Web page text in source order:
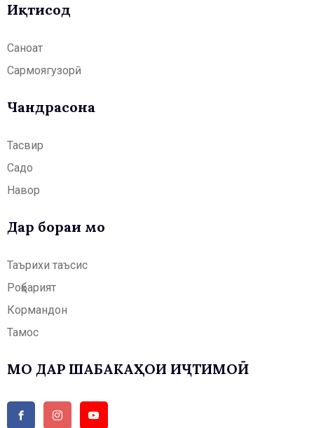
Иқтисод
Саноат
Сармоягузорӣ
Чандрасонаӣ
Тасвир
Садо
Навор
Дар бораи мо
Таърихи таъсис
Роҳбарият
Кормандон
Тамос
МО ДАР ШАБАКАҲОИ ИҶТИМОӢ